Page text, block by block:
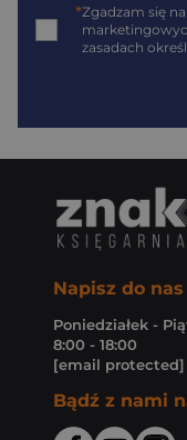
*Zgadzam się
zasadach
Napisz do nas
Poniedziałek -
8:00 - 18:00
[email protected]
Bądź z nami